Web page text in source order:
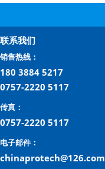
联系我们
销售热线：
180 3884 5217
0757-2220 5117
传真：
0757-2220 5117
电子邮件：
chinaprotech@126.com